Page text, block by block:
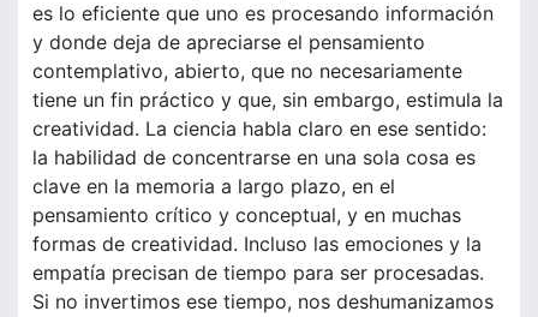
es lo eficiente que uno es procesando información
y donde deja de apreciarse el pensamiento
contemplativo, abierto, que no necesariamente
tiene un fin práctico y que, sin embargo, estimula la
creatividad. La ciencia habla claro en ese sentido:
la habilidad de concentrarse en una sola cosa es
clave en la memoria a largo plazo, en el
pensamiento crítico y conceptual, y en muchas
formas de creatividad. Incluso las emociones y la
empatía precisan de tiempo para ser procesadas.
Si no invertimos ese tiempo, nos deshumanizamos